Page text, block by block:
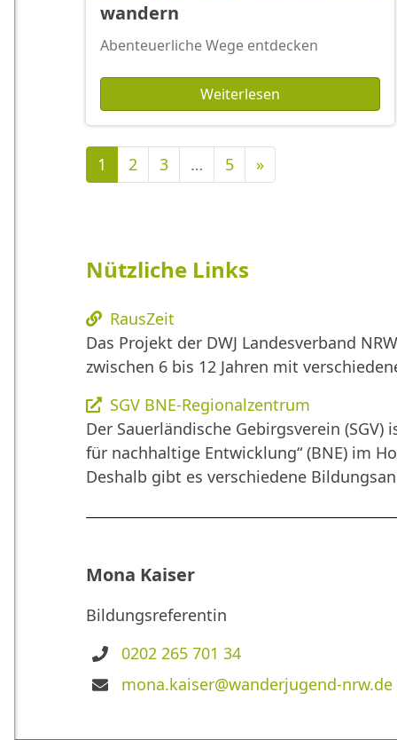
Nützliche Links
RausZeit
Das Projekt der DWJ Landesverband
zwischen 6 bis 12 Jahren mit
SGV BNE-Regionalzentrum
Der Sauerländische Gebirgsverein (SGV)
für nachhaltige Entwicklung“ (BNE) im
Deshalb gibt es verschiedene
Mona Kaiser
Bildungsreferentin
Telefon
0202 265 701 34
E-
mona.kaiser@wanderjugend-nrw.de
wandern
Abenteuerliche Wege entdecken
Weiterlesen
1 2 3 … 5 »Nächste